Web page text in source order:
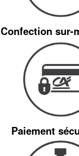
Confection sur-
Paiement